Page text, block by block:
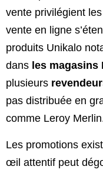
vente privilégient
vente en ligne
produits Unikalo
dans les magasins
plusieurs
pas distribuée en
comme Leroy
Les promotions
œil attentif peut